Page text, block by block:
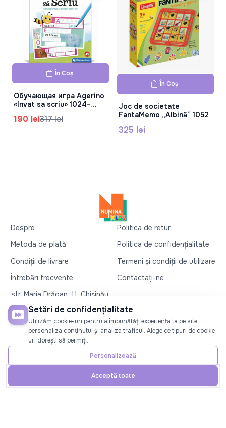
Telefon Cont
În Coș
Обучающая игра Agerino
«Invat sa scriu» 1024-
190 lei317 lei
În Coș
Joc de societate
FantaMemo „Albină” 1052
325 lei
Despre
Politica de retur
Metoda de plată
Politica de confidențialitate
Condiții de livrare
Termeni și condiții de utilizare
Întrebări frecvente
Contactați-ne
str. Maria Drăgan, 11, Chișinău
+37360327279
©2026Numina Kids. Toate drepturile rezervate
SOCIAL
Setări de confidențialitate
Utilizăm cookie-uri pentru a îmbunătăți experiența ta pe site,
personaliza conținutul și analiza traficul. Alege ce tipuri de cookie-
uri dorești să permiți.
Personalizează
Acceptă toate